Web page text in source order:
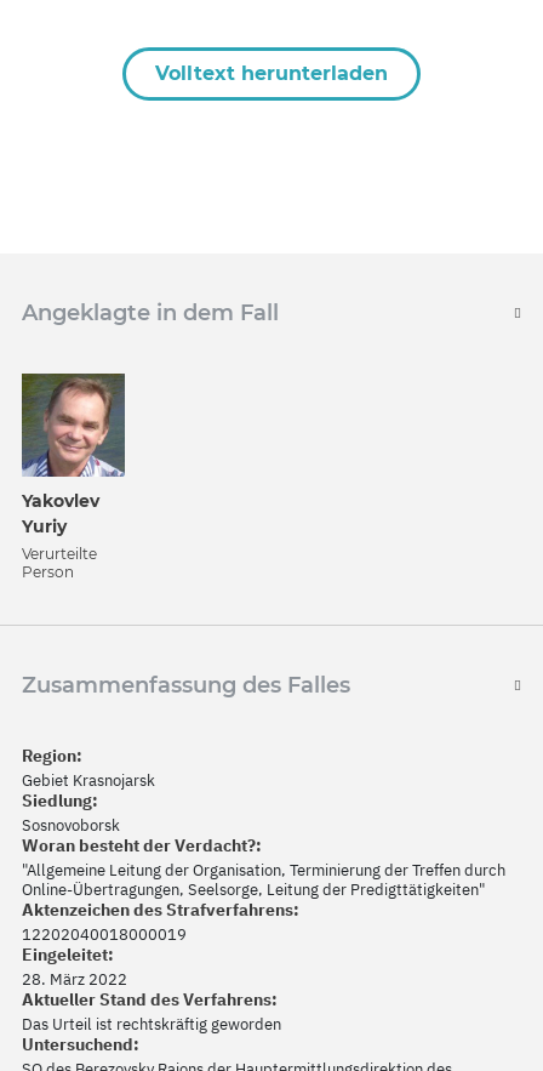
Volltext herunterladen
Angeklagte in dem Fall
Yakovlev
Yuriy
Verurteilte
Person
Zusammenfassung des Falles
Region:
Gebiet Krasnojarsk
Siedlung:
Sosnovoborsk
Woran besteht der Verdacht?:
"Allgemeine Leitung der Organisation, Terminierung der Treffen durch
Online-Übertragungen, Seelsorge, Leitung der Predigttätigkeiten"
Aktenzeichen des Strafverfahrens:
12202040018000019
Eingeleitet:
28. März 2022
Aktueller Stand des Verfahrens:
Das Urteil ist rechtskräftig geworden
Untersuchend: